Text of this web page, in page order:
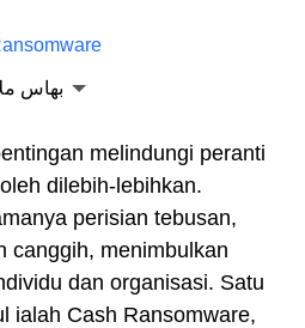
بهاس
melindungi peranti
dilebih-lebihkan.
perisian tebusan,
canggih, menimbulkan
dan organisasi. Satu
ialah Cash Ransomware,